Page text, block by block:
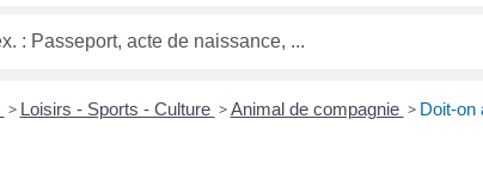
> Loisirs - Sports - Culture > Animal de compagnie > Doit-on